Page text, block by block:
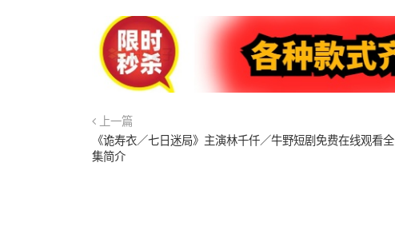
上一篇
《诡寿衣／七日迷局》主演林千仟／牛野短剧免费在线观看全
集简介